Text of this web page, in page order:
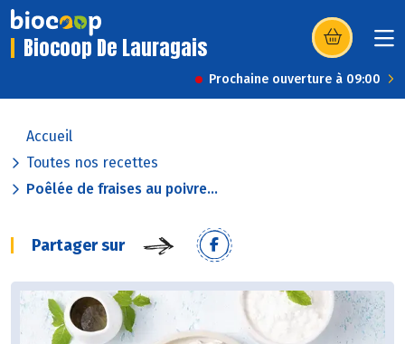
Biocoop De Lauragais (s’ouvre dans
Prochaine ouverture à 09:00
Accueil
Toutes nos recettes
Poêlée de fraises au poivre...
Partager sur